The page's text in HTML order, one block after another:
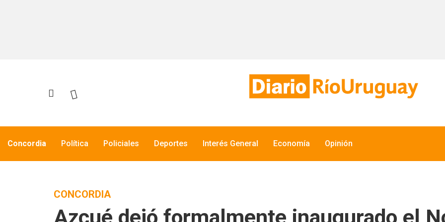
Concordia Política Policiales Deportes Interés General Economía Opinión
CONCORDIA
Azcué dejó formalmente inaugurado el